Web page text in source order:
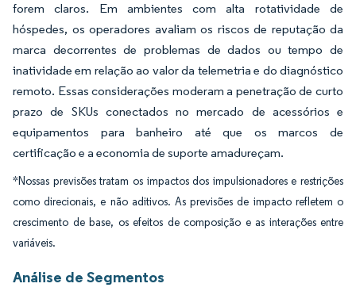
forem claros. Em ambientes com alta rotatividade de
hóspedes, os operadores avaliam os riscos de reputação da
marca decorrentes de problemas de dados ou tempo de
inatividade em relação ao valor da telemetria e do diagnóstico
remoto. Essas considerações moderam a penetração de curto
prazo de SKUs conectados no mercado de acessórios e
equipamentos para banheiro até que os marcos de
certificação e a economia de suporte amadureçam.
*Nossas previsões tratam os impactos dos impulsionadores e restrições
como direcionais, e não aditivos. As previsões de impacto refletem o
crescimento de base, os efeitos de composição e as interações entre
variáveis.
Análise de Segmentos